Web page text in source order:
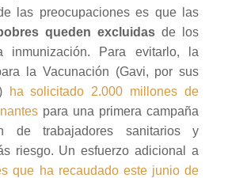
las preocupaciones es que las
queden excluidas de los
inmunización. Para evitarlo, la
la Vacunación (Gavi, por sus
ha solicitado 2.000 millones de
para una primera campaña
de trabajadores sanitarios y
riesgo. Un esfuerzo adicional a
que ha recaudado este junio de